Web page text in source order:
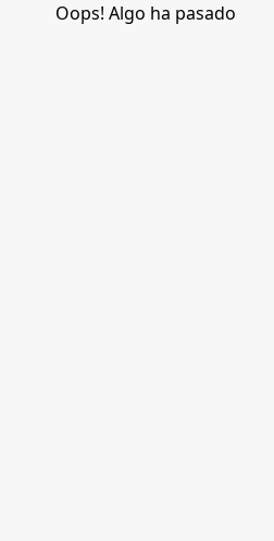
Oops! Algo ha pasado